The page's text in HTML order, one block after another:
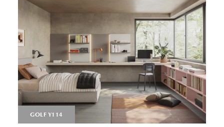
GOLF Y114